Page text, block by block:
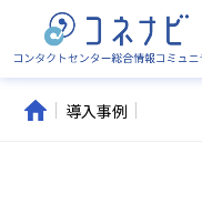
導入事例